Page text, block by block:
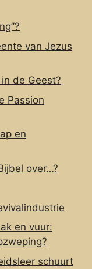
van Jezus
de Geest?
Passion
en
over…?
en vuur:
schuurt